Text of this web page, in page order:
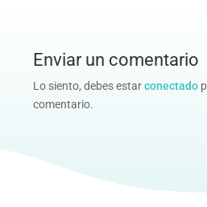
Enviar un comentario
Lo siento, debes estarconectado
comentario.